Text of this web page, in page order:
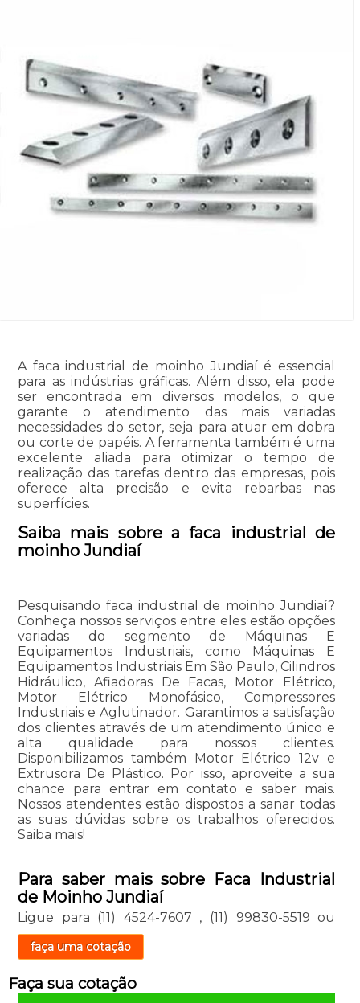
A faca industrial de moinho Jundiaí é essencial
para as indústrias gráficas. Além disso, ela pode
ser encontrada em diversos modelos, o que
garante o atendimento das mais variadas
necessidades do setor, seja para atuar em dobra
ou corte de papéis. A ferramenta também é uma
excelente aliada para otimizar o tempo de
realização das tarefas dentro das empresas, pois
oferece alta precisão e evita rebarbas nas
superfícies.
Saiba mais sobre a faca industrial de
moinho Jundiaí
Pesquisando faca industrial de moinho Jundiaí?
Conheça nossos serviços entre eles estão opções
variadas do segmento de Máquinas E
Equipamentos Industriais, como Máquinas E
Equipamentos Industriais Em São Paulo, Cilindros
Hidráulico, Afiadoras De Facas, Motor Elétrico,
Motor Elétrico Monofásico, Compressores
Industriais e Aglutinador. Garantimos a satisfação
dos clientes através de um atendimento único e
alta qualidade para nossos clientes.
Disponibilizamos também Motor Elétrico 12v e
Extrusora De Plástico. Por isso, aproveite a sua
chance para entrar em contato e saber mais.
Nossos atendentes estão dispostos a sanar todas
as suas dúvidas sobre os trabalhos oferecidos.
Saiba mais!
Para saber mais sobre Faca Industrial
de Moinho Jundiaí
Ligue para (11) 4524-7607 , (11) 99830-5519 ou
faça uma cotação
Faça sua cotação